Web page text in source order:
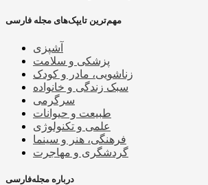
مهم‌ترین تایپک‌های مجله فارسی
آشپزی
پزشکی و سلامت
زناشویی، مادر و کودک
سبک زندگی و خانواده
سرگرمی
طبیعت و حیوانات
علمی و تکنولوژی
فرهنگی، هنر و سینما
گردشگری و مهاجرت
درباره مجله‌فارسی